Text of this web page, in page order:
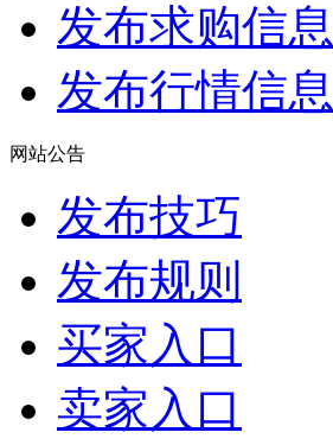
发布求购信息
发布行情信息
网站公告
发布技巧
发布规则
买家入口
卖家入口